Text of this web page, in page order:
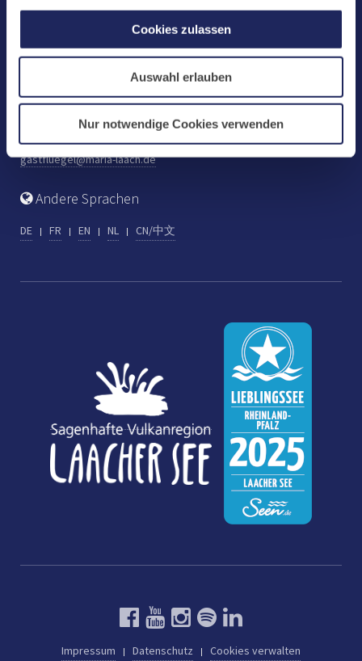
Cookies zulassen
Auswahl erlauben
Nur notwendige Cookies verwenden
Fax: +49 (0) 2652 59-359
www.maria-laach.de
Tel: +49 (0) 2652 59-313
Fax: +49 (0) 2652 59-282
gastfluegel@maria-laach.de
Andere Sprachen
DE FR EN NL CN/中文
Impressum Datenschutz Cookies verwalten